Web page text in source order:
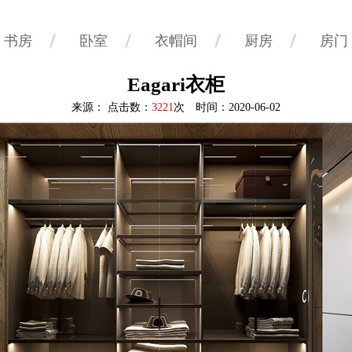
书房 卧室 衣帽间 厨房 房门
Eagari衣柜
来源： 点击数： 3221 次 时间：2020-06-02